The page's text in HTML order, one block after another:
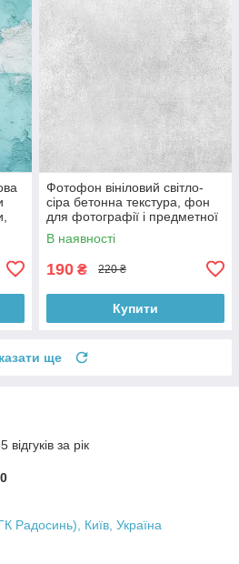
Фотофон вініловий світло-
сіра бетонна текстура, фон
для фотографії і предметної
зйомки, 60x60 см, №550622
В наявності
190 ₴ 220 ₴
Купити
ще
за рік
Радосинь), Київ, Україна